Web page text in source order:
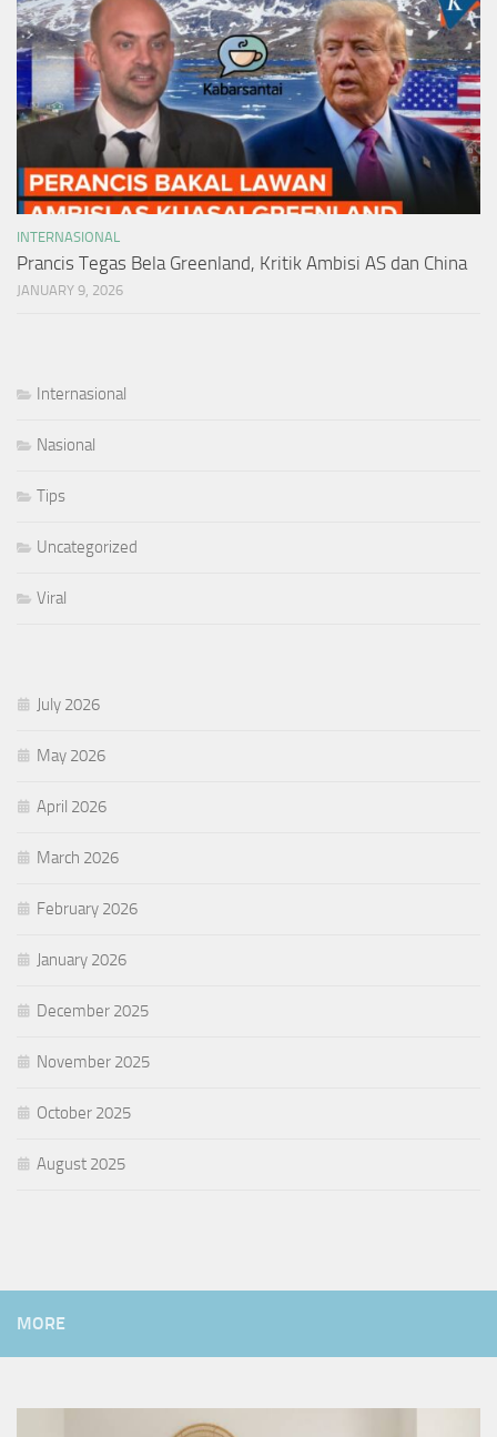
INTERNASIONAL
Prancis Tegas Bela Greenland, Kritik Ambisi AS dan China
JANUARY 9, 2026
Internasional
Nasional
Tips
Uncategorized
Viral
July 2026
May 2026
April 2026
March 2026
February 2026
January 2026
December 2025
November 2025
October 2025
August 2025
MORE